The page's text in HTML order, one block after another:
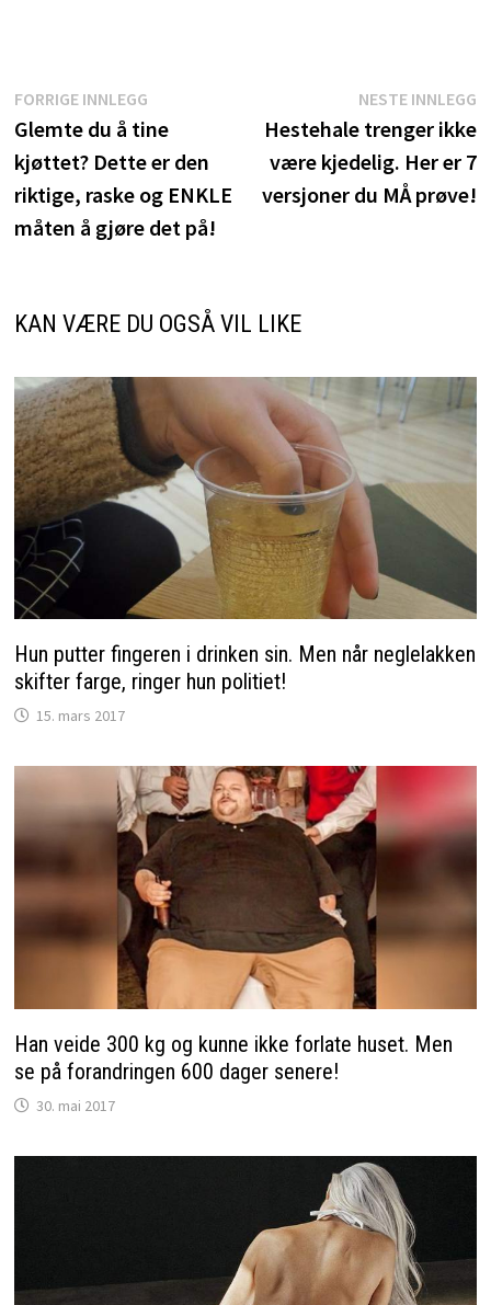
Innleggsnavigasjon
FORRIGE INNLEGGForrige
innlegg:
Glemte du å tine
kjøttet? Dette er den
riktige, raske og ENKLE
måten å gjøre det på!
NESTE INNLEGG
Hestehale trenger ikke
være kjedelig. Her er 7
versjoner du MÅ prøve!
KAN VÆRE DU OGSÅ VIL LIKE
Hun putter fingeren i drinken sin. Men når neglelakken
skifter farge, ringer hun politiet!
15. mars 2017
Han veide 300 kg og kunne ikke forlate huset. Men
se på forandringen 600 dager senere!
30. mai 2017